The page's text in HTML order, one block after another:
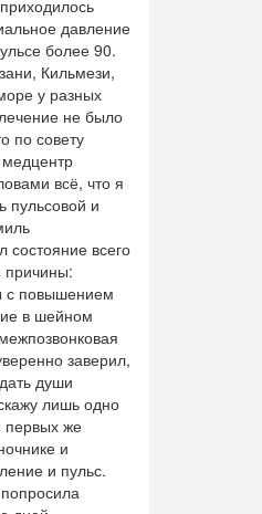
давление
более 90.
Кильмези,
у разных
не было
по совету
всё, что я
пульсовой и
всего
причины:
с повышением
в шейном
заверил,
души
лишь одно
первых же
и
и пульс.